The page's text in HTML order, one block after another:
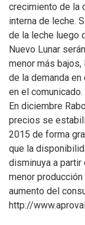
crecimiento de la
interna de leche.
de la leche luego
Nuevo Lunar
menor más
de la demanda
en el comunicado.
En diciembre
precios se
2015 de forma
que la
disminuya a
menor producción
aumento del
http://